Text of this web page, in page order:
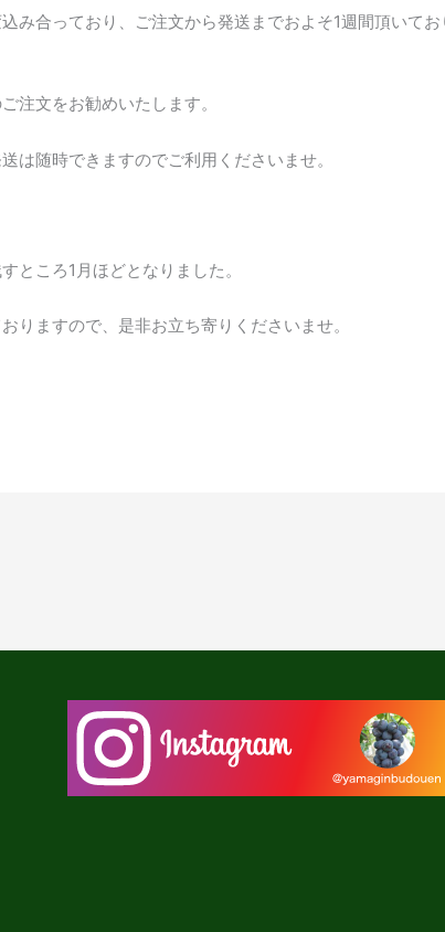
み合っており、ご注文から発送までおよそ1週間頂いてお
注文をお勧めいたします。
は随時できますのでご利用くださいませ。
ところ1月ほどとなりました。
りますので、是非お立ち寄りくださいませ。